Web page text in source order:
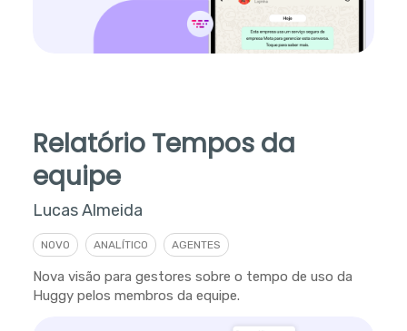
Relatório Tempos da
equipe
Lucas Almeida
NOVO ANALÍTICO AGENTES
Nova visão para gestores sobre o tempo de uso da
Huggy pelos membros da equipe.